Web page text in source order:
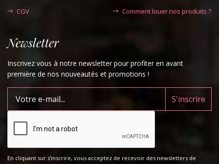
CGV
Comment louer nos produits ?
Newsletter
Inscrivez vous à notre newsletter pour profiter en avant
première de nos nouveautés et promotions !
En cliquant sur s'inscrire, vous acceptez de recevoir des newsletters de